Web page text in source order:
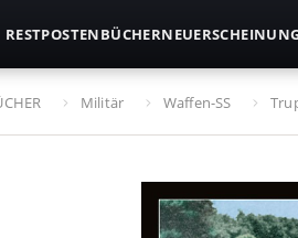
RESTPOSTENBÜCHER
Militär Waffen-SS